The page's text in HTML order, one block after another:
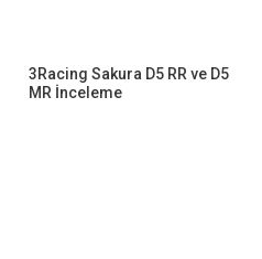
3Racing Sakura D5 RR ve D5
MR İnceleme